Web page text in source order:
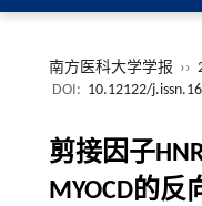
南方医科大学学报 ››
DOI: 10.12122/
剪接因子
MYOCD的